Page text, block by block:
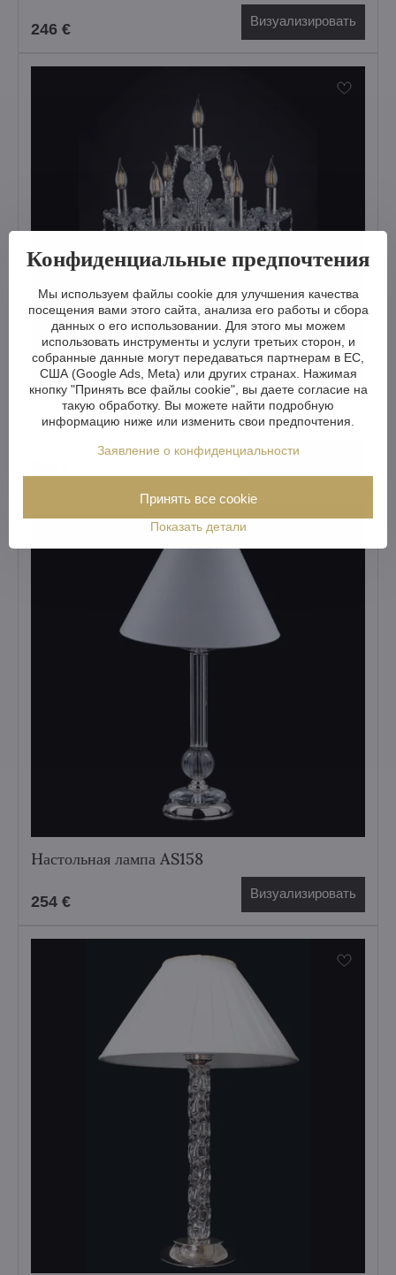
246 € Визуализировать
Hастольная лампа ES1026+101PB
Визуализировать
Hастольная лампа AS158
254 € Визуализировать
Конфиденциальные предпочтения
Мы используем файлы cookie для улучшения качества
посещения вами этого сайта, анализа его работы и сбора
данных о его использовании. Для этого мы можем
использовать инструменты и услуги третьих сторон, и
собранные данные могут передаваться партнерам в ЕС,
США (Google Ads, Meta) или других странах. Нажимая
кнопку "Принять все файлы cookie", вы даете согласие на
такую обработку. Вы можете найти подробную
информацию ниже или изменить свои предпочтения.
Заявление о конфиденциальности
Показать детали
Принять все cookie